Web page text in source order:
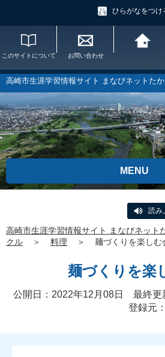
ひらがなをつけ
このサイトについて お問い合わせ
たかさきへ戻る
高崎市生涯学習情報サイト まなびネットたか
MENU
読み
高崎市生涯学習情報サイト まなびネット
クル
＞ 料理 ＞ 麺づくりを楽しむ
麺づくりを楽
公開日：2022年12月08日 最終更
登録元